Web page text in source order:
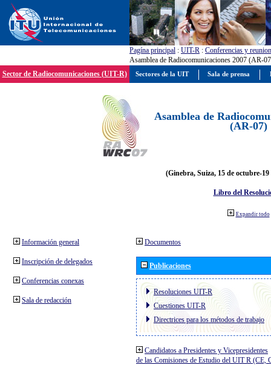
Pagína principal : UIT-R : Conferencias y
Asamblea de Radiocomunicaciones 2007 (AR-
Sector de Radiocomunicaciones (UIT-R)
Asamblea de
(AR-07)
(Ginebra, Suiza, 15 de octubre-19
Libro del
Expandir todo
Información general
Inscripción de delegados
Conferencias conexas
Sala de redacción
Documentos
Publicaciones
Resoluciones UIT-R
Cuestiones UIT-R
Directrices para los métodos de trabajo
Candidatos a Presidentes y Vicepresidentes
de las Comisiones de Estudio del UIT R (CE,
Sectores de la UIT Sala de prensa